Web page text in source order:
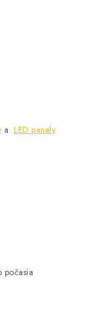
a LED panely
počasia